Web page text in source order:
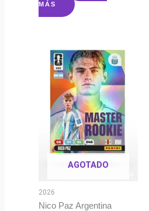
MÁS
AGOTADO
2026
Nico Paz Argentina